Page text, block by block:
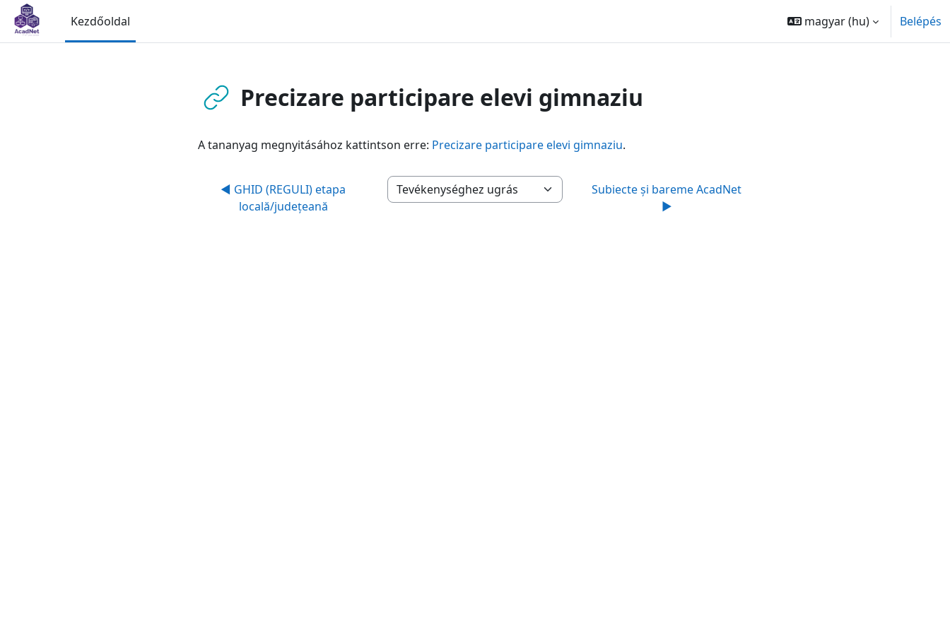
Tovább a fő tartalomhoz
Kezdőoldal
magyar ‎(hu)‎ Belépés
Precizare participare elevi gimnaziu
A tananyag megnyitásához kattintson erre: Precizare participare elevi gimnaziu.
◀︎ GHID (REGULI) etapa
locală/județeană
Tevékenységhez ugrás
Subiecte și bareme AcadNet
▶︎